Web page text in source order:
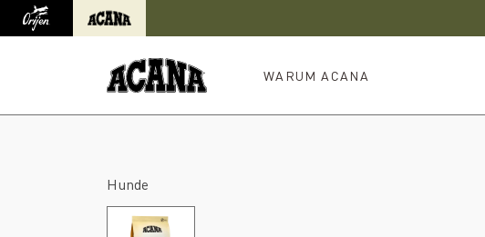
Orijen Acana
WARUM ACANA
Hunde